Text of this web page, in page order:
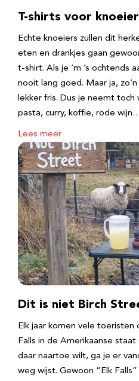
T-shirts voor
Echte knoeiers zullen dit
eten en drankjes gaan
t-shirt. Als je ‘m ’s ochtends
nooit lang goed. Maar ja,
lekker fris. Dus je neemt
pasta, curry, koffie, rode
Lees meer
Dit is niet Birch
Elk jaar komen vele toeristen
Falls in de Amerikaanse
daar naartoe wilt, ga je er
weg wijst. Gewoon “Elk